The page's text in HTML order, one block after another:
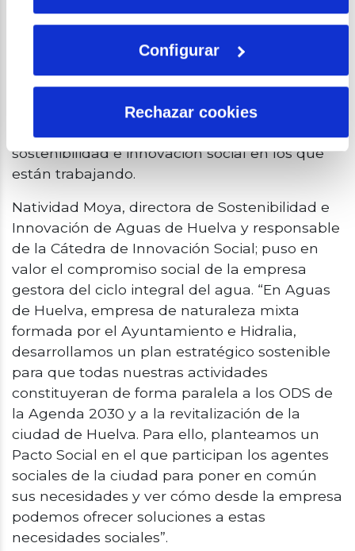
Configurar
Rechazar cookies
energético del sector del agua en España es el
como Cantabria” ha concluido Tirado.
A continuación, se celebró una mesa redonda
en la que expertas del sector del agua
abordaron proyectos concretos de
sostenibilidad e innovación social en los que
están trabajando.
Natividad Moya, directora de Sostenibilidad e
Innovación de Aguas de Huelva y responsable
de la Cátedra de Innovación Social; puso en
valor el compromiso social de la empresa
gestora del ciclo integral del agua. “En Aguas
de Huelva, empresa de naturaleza mixta
formada por el Ayuntamiento e Hidralia,
desarrollamos un plan estratégico sostenible
para que todas nuestras actividades
constituyeran de forma paralela a los ODS de
la Agenda 2030 y a la revitalización de la
ciudad de Huelva. Para ello, planteamos un
Pacto Social en el que participan los agentes
sociales de la ciudad para poner en común
sus necesidades y ver cómo desde la empresa
podemos ofrecer soluciones a estas
necesidades sociales”.